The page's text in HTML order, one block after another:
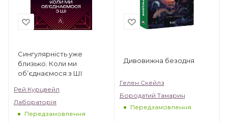
Сингулярність уже
близько. Коли ми
об’єднаємося з ШІ
Рей Курцвейл
Лабораторія
Передзамовлення
Дивовижна безодня
Гелен Скейлз
Бородатий Тамарин
Передзамовлення